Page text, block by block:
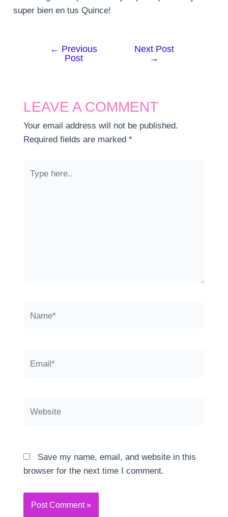
super bien en tus Quince!
navigation
← Previous
Post
Next Post
→
LEAVE A COMMENT
Your email address will not be published.
Required fields are marked *
here..
Save my name, email, and website in this
browser for the next time I comment.